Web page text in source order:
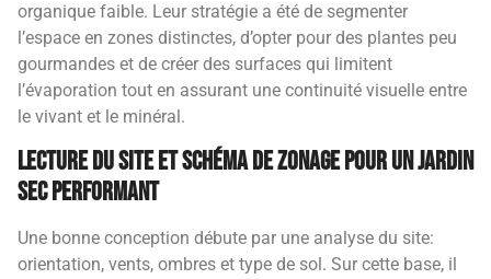
organique faible. Leur stratégie a été de segmenter
l’espace en zones distinctes, d’opter pour des plantes peu
gourmandes et de créer des surfaces qui limitent
l’évaporation tout en assurant une continuité visuelle entre
le vivant et le minéral.
Lecture du site et schéma de zonage pour un jardin
sec performant
Une bonne conception débute par une analyse du site:
orientation, vents, ombres et type de sol. Sur cette base, il